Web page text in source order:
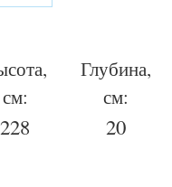
см:
228
Глубина,
см:
20